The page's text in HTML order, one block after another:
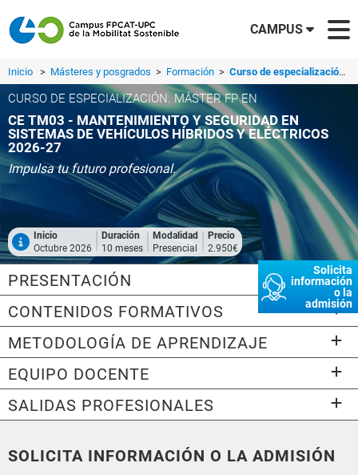
CAMPUS
Inicio > Másteres y posgrados > Formación > Curso de especialización. Máster FP en CE TM03 - Mantenimiento y seguridad en sistemas de vehículos híbridos y eléctricos 2026-27
Solicita
información
o la
admisión
CURSO DE ESPECIALIZACIÓN. MÁSTER FP EN
CE TM03 - MANTENIMIENTO Y SEGURIDAD EN
SISTEMAS DE VEHÍCULOS HÍBRIDOS Y ELÉCTRICOS
2026-27
Impulsa tu futuro profesional.
Inicio
Octubre 2026
Duración
10 meses
Modalidad
Presencial
Precio
2.950€
PRESENTACIÓN
CONTENIDOS FORMATIVOS
METODOLOGÍA DE APRENDIZAJE
EQUIPO DOCENTE
SALIDAS PROFESIONALES
SOLICITA INFORMACIÓN O LA ADMISIÓN